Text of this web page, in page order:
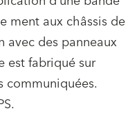
ment aux châssis de
avec des panneaux
est fabriqué sur
communiquées.